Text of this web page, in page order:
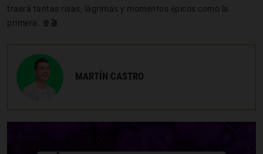
traerá tantas risas, lágrimas y momentos épicos como la
primera. 🍿🎬
MARTÍN CASTRO